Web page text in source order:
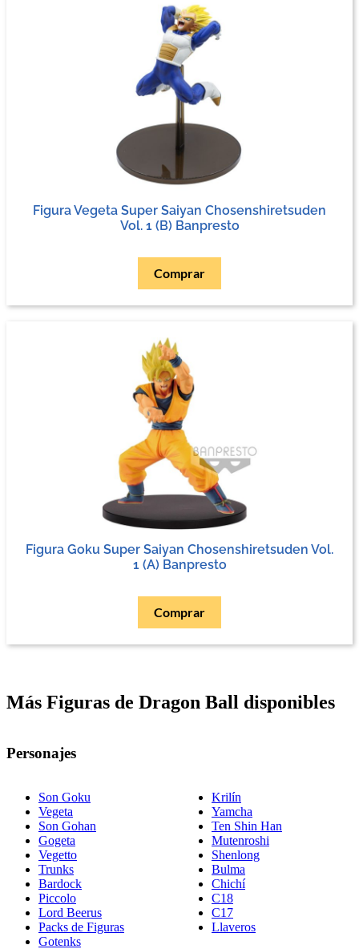
Figura Vegeta Super Saiyan Chosenshiretsuden
Vol. 1 (B) Banpresto
Comprar
Figura Goku Super Saiyan Chosenshiretsuden Vol.
1 (A) Banpresto
Comprar
Más Figuras de Dragon Ball disponibles
Personajes
Son Goku
Vegeta
Son Gohan
Gogeta
Vegetto
Trunks
Bardock
Piccolo
Lord Beerus
Packs de Figuras
Gotenks
Krilín
Yamcha
Ten Shin Han
Mutenroshi
Shenlong
Bulma
Chichí
C18
C17
Llaveros